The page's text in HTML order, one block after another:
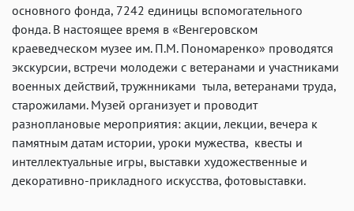
основного фонда, 7242 единицы вспомогательного
фонда. В настоящее время в «Венгеровском
краеведческом музее им. П.М. Пономаренко» проводятся
экскурсии, встречи молодежи с ветеранами и участниками
военных действий, тружнниками тыла, ветеранами труда,
старожилами. Музей организует и проводит
разноплановые мероприятия: акции, лекции, вечера к
памятным датам истории, уроки мужества, квесты и
интеллектуальные игры, выставки художественные и
декоративно-прикладного искусства, фотовыставки.